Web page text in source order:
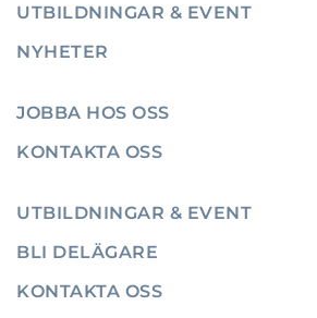
UTBILDNINGAR & EVENT
NYHETER
JOBBA HOS OSS
KONTAKTA OSS
UTBILDNINGAR & EVENT
BLI DELÄGARE
KONTAKTA OSS